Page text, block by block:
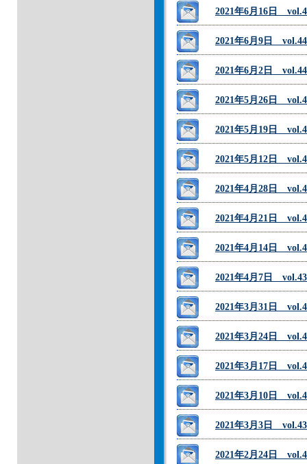
2021年6月16日
2021年6月9日
2021年6月2日
2021年5月26日
2021年5月19日
2021年5月12日
2021年4月28日
2021年4月21日
2021年4月14日
2021年4月7日
2021年3月31日
2021年3月24日
2021年3月17日
2021年3月10日
2021年3月3日
2021年2月24日